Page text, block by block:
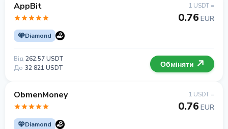
AppBit
Diamond
1 USDT =
0.76 EUR
Від 262.57 USDT
До 32 821 USDT Обміняти
ObmenMoney
Diamond
1 USDT =
0.76 EUR